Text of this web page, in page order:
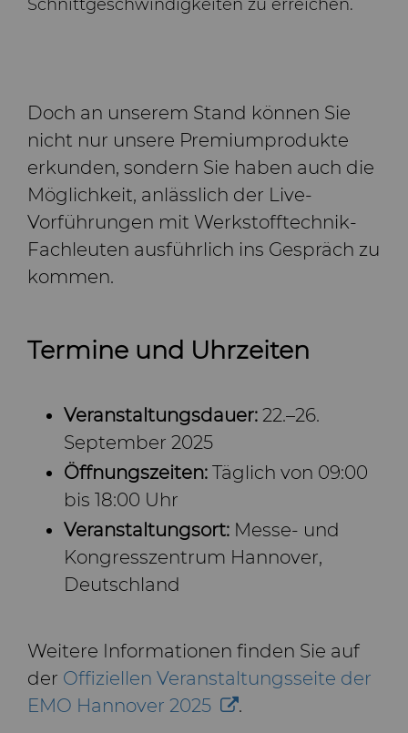
Schnittgeschwindigkeiten zu erreichen.
Doch an unserem Stand können Sie
nicht nur unsere Premiumprodukte
erkunden, sondern Sie haben auch die
Möglichkeit, anlässlich der Live-
Vorführungen mit Werkstofftechnik-
Fachleuten ausführlich ins Gespräch zu
kommen.
Termine und Uhrzeiten
Veranstaltungsdauer: 22.–26.
September 2025
Öffnungszeiten: Täglich von 09:00
bis 18:00 Uhr
Veranstaltungsort: Messe- und
Kongresszentrum Hannover,
Deutschland
Weitere Informationen finden Sie auf
der Offiziellen Veranstaltungsseite der
EMO Hannover 2025
.